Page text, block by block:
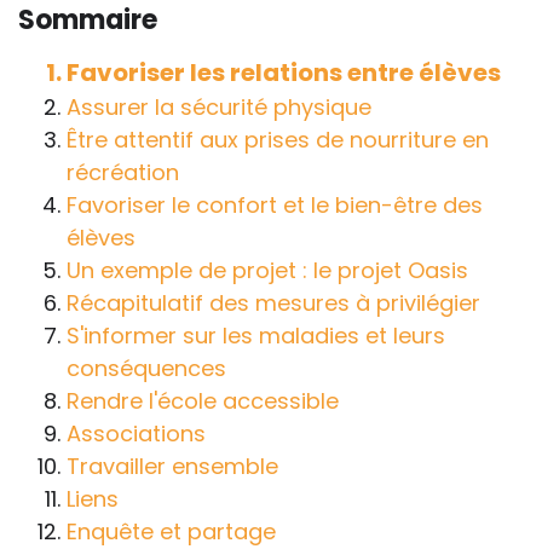
conséquences de la maladie ou du
handicap sur les apprentissages, cela ne
passe pas forcément pas l’exposé du
diagnostic en tant que tel.
Cette information doit être adaptée par
chacun, dans le respect de l’individu en
particulier, enfant et adulte, et prendre en
compte la variabilité d’une même
maladie ou handicap selon chaque
enfant.
La consultation d’informations sur un site
web n’exonère personne de ses
responsabilités professionnelles, civiles
et pénales. Les personnes qui
s'inspireront des éléments publiés sur le
Sommaire
Favoriser les relations entre élèves
Assurer la sécurité physique
Être attentif aux prises de nourriture en
récréation
Favoriser le confort et le bien-être des
élèves
Un exemple de projet : le projet Oasis
Récapitulatif des mesures à privilégier
S'informer sur les maladies et leurs
conséquences
Rendre l'école accessible
Associations
Travailler ensemble
Liens
Enquête et partage